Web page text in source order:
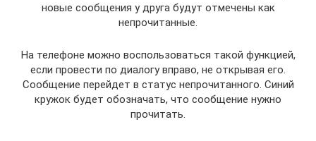
новые сообщения у друга будут отмечены как
непрочитанные.
На телефоне можно воспользоваться такой функцией,
если провести по диалогу вправо, не открывая его.
Сообщение перейдет в статус непрочитанного. Синий
кружок будет обозначать, что сообщение нужно
прочитать.